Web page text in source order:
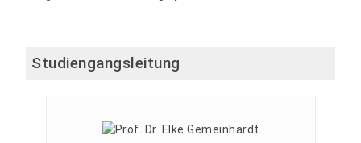
Studiengangsleitung